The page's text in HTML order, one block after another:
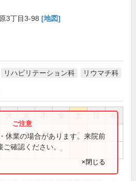
3丁目3-98 [地図]
リハビリテーション科 リウマチ科
祝
● ● ● ●
● ●
休業の場合があります。来院前
確認ください。
×閉じる